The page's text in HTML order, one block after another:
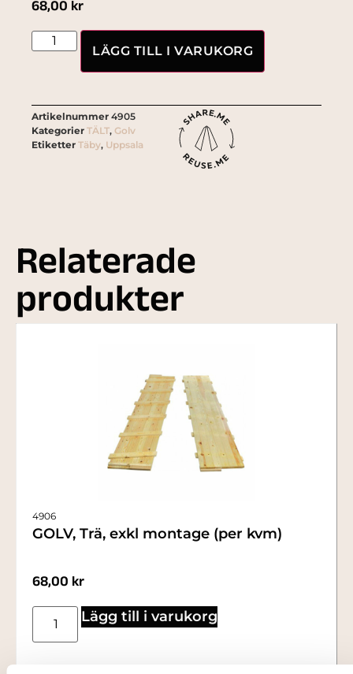
68,00 kr
LÄGG TILL I VARUKORG
Artikelnummer 4905
Kategorier TÄLT, Golv
Etiketter Täby, Uppsala
Relaterade
produkter
4906
GOLV, Trä, exkl montage (per kvm)
68,00 kr
Lägg till i varukorg